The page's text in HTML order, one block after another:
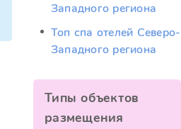
Западного региона
Топ спа отелей Северо-
Западного региона
Типы объектов
размещения